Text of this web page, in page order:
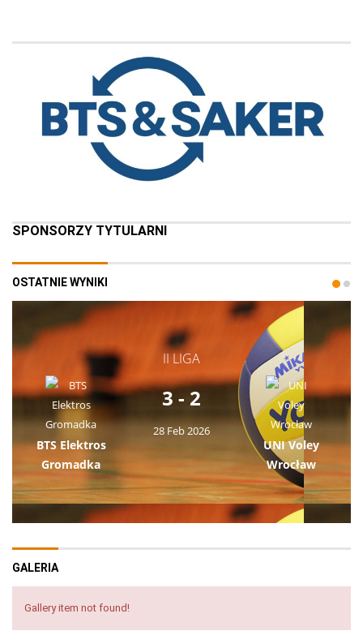
SPONSORZY TYTULARNI
OSTATNIE WYNIKI
II LIGA
BTS Elektros
Gromadka
3 - 2
28 Feb 2026
UNI Voley
Wrocław
GALERIA
Gallery item not found!